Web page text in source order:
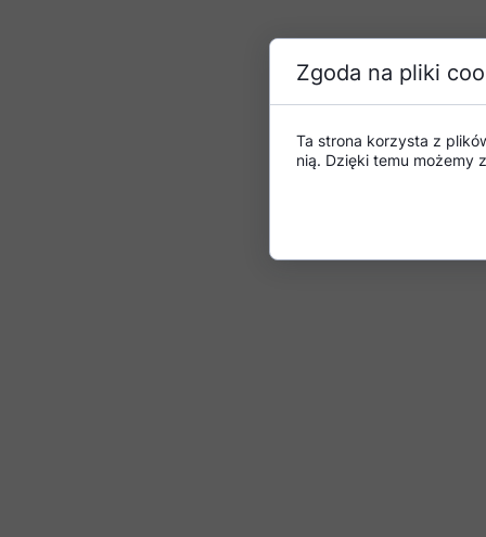
Zgoda na pliki
Ta strona korzysta z
nią. Dzięki temu możemy